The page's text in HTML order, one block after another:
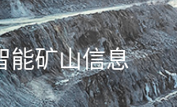
能矿山信息